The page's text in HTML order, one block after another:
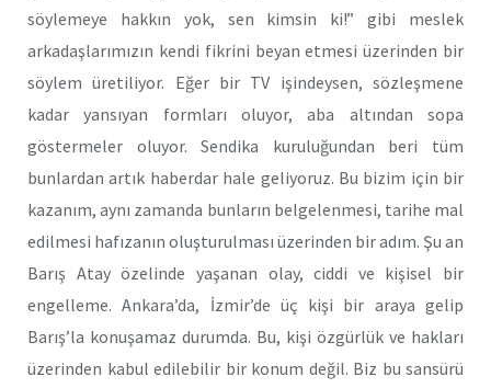
söylemeye hakkın yok, sen kimsin ki!” gibi meslek
arkadaşlarımızın kendi fikrini beyan etmesi üzerinden bir
söylem üretiliyor. Eğer bir TV işindeysen, sözleşmene
kadar yansıyan formları oluyor, aba altından sopa
göstermeler oluyor. Sendika kuruluğundan beri tüm
bunlardan artık haberdar hale geliyoruz. Bu bizim için bir
kazanım, aynı zamanda bunların belgelenmesi, tarihe mal
edilmesi hafızanın oluşturulması üzerinden bir adım. Şu an
Barış Atay özelinde yaşanan olay, ciddi ve kişisel bir
engelleme. Ankara’da, İzmir’de üç kişi bir araya gelip
Barış’la konuşamaz durumda. Bu, kişi özgürlük ve hakları
üzerinden kabul edilebilir bir konum değil. Biz bu sansürü